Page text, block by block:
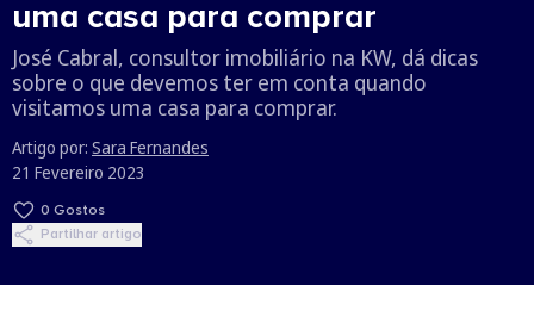
uma casa para comprar
José Cabral, consultor imobiliário na KW, dá dicas
sobre o que devemos ter em conta quando
visitamos uma casa para comprar.
Artigo por: Sara Fernandes
21 Fevereiro 2023
0 Gostos
Partilhar artigo